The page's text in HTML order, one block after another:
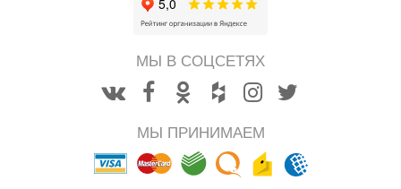
МЫ В СОЦСЕТЯХ
МЫ ПРИНИМАЕМ